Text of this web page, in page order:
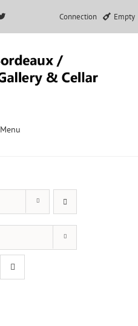
Connection Empty
Menu